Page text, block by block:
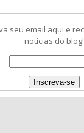
seu email aqui e
notícias do blog!